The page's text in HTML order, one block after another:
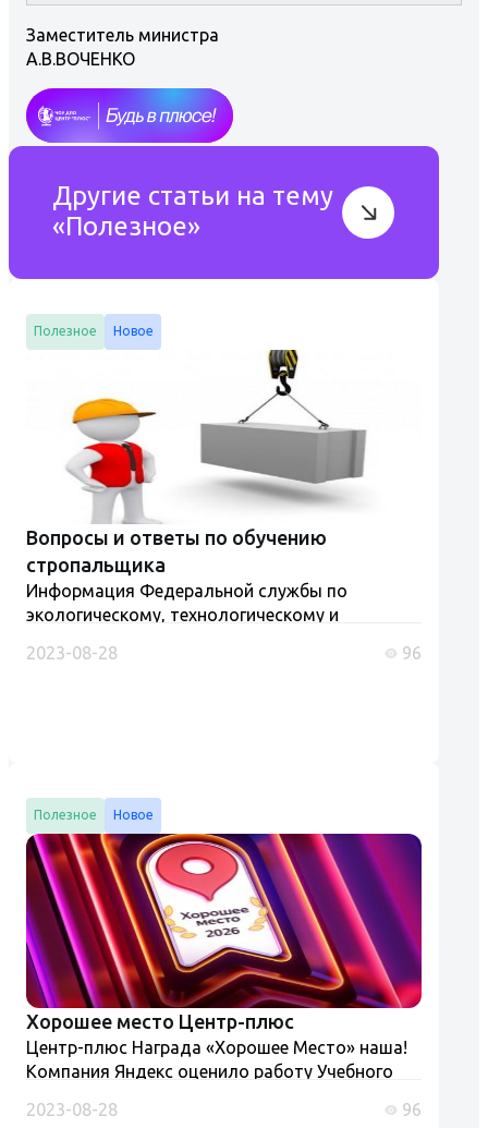
Заместитель министра
А.В.ВОЧЕНКО
Другие статьи на тему
«Полезное»
Полезное Новое
Вопросы и ответы по обучению
стропальщика
Информация Федеральной службы по
экологическому, технологическому и
люльки, стропальщик (обучение и проверка
2023-08-28 96
Полезное Новое
Хорошее место Центр-плюс
Центр-плюс Награда «Хорошее Место» наша!
Компания Яндекс оценило работу Учебного
«Хорошее место». Конечно мы к этому не
2023-08-28 96